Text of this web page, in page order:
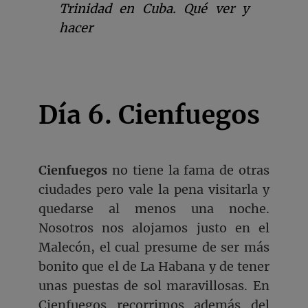
Trinidad en Cuba. Qué ver y
hacer
Día 6. Cienfuegos
Cienfuegos no tiene la fama de otras
ciudades pero vale la pena visitarla y
quedarse al menos una noche.
Nosotros nos alojamos justo en el
Malecón, el cual presume de ser más
bonito que el de La Habana y de tener
unas puestas de sol maravillosas. En